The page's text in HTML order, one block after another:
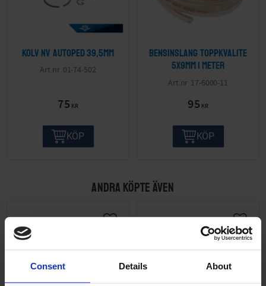
Consent Details About
Kolv NV Autoped 39,5mm
01-74-502
75 KR
KÖP
Bensinslang Toppkvalite
5x9mm 1 meter
17-6000-11
95 KR
KÖP
ANDRA KÖPTE ÄVEN